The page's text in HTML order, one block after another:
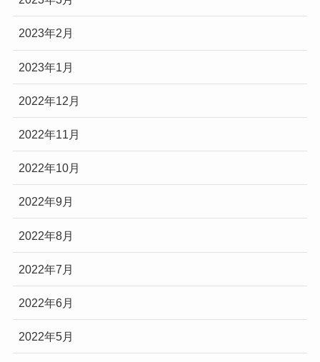
2023年2月
2023年1月
2022年12月
2022年11月
2022年10月
2022年9月
2022年8月
2022年7月
2022年6月
2022年5月